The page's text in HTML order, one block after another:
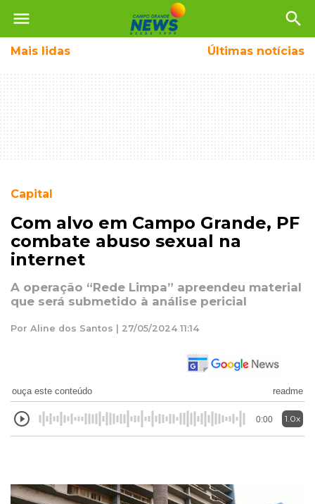
menu search
Mais lidas Últimas notícias
Capital
Com alvo em Campo Grande, PF
combate abuso sexual na
internet
A operação “Rede Limpa” apreendeu material
que será submetido à análise pericial
Por Aline dos Santos | 27/05/2024 11:14
ouça este conteúdo readme
0:00 1.0x